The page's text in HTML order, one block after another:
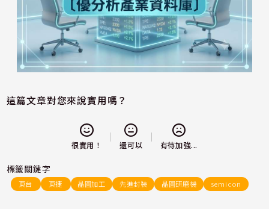
這篇文章對您來說實用嗎？
很實用！ 還可以 有待加強...
標籤關鍵字
東台 東捷 晶圓加工 先進封裝 晶圓研磨機 semicon